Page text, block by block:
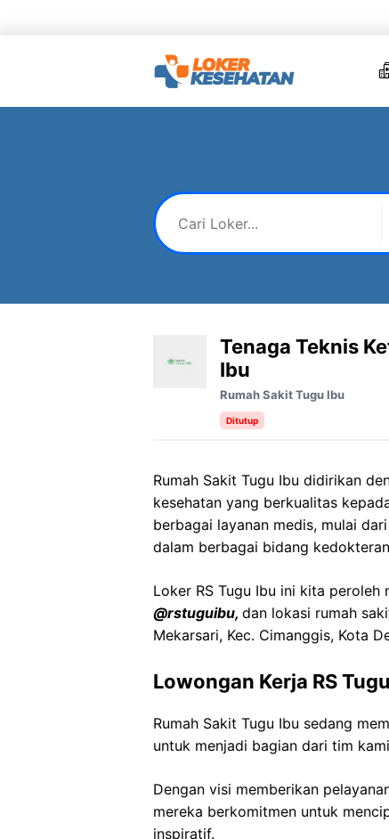
Tenaga Teknis
Ibu
Rumah Sakit Tugu Ibu
Ditutup
Rumah Sakit Tugu Ibu didirikan
kesehatan yang berkualitas
berbagai layanan medis, mulai
dalam berbagai bidang
Loker RS Tugu Ibu ini kita
@rstuguibu, dan lokasi rumah
Mekarsari, Kec. Cimanggis, Kota
Lowongan Kerja RS
Rumah Sakit Tugu Ibu sedang
untuk menjadi bagian dari tim
Dengan visi memberikan
mereka berkomitmen untuk
inspiratif.